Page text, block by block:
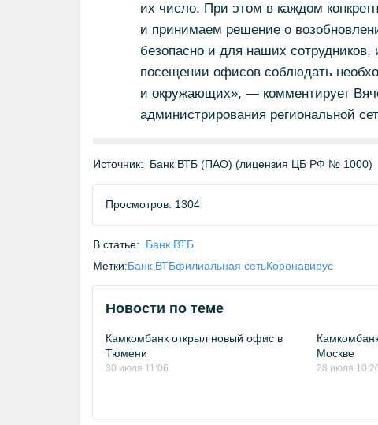
их число. При этом в каждом
и принимаем решение о
безопасно и для наших
посещении офисов соблюдать
и окружающих», — комментирует
администрирования региональной
Источник: Банк ВТБ (ПАО) (лицензия ЦБ РФ № 1000)
Просмотров: 1304
В статье:
Банк ВТБ
Метки:Банк ВТБфилиальная сетьКоронавирус
Новости по теме
Камкомбанк открыл новый офис в
Тюмени
30 июля 11:06
Москве
28 июля